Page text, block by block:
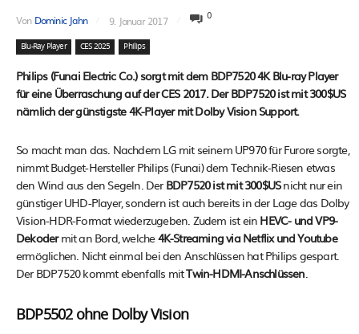
Von Dominic Jahn 9. Januar 2017 0
Blu-Ray Player CES 2025 Philips
Philips (Funai Electric Co.) sorgt mit dem BDP7520 4K Blu-ray Player
für eine Überraschung auf der CES 2017. Der BDP7520 ist mit 300$US
nämlich der günstigste 4K-Player mit Dolby Vision Support.
So macht man das. Nachdem LG mit seinem UP970 für Furore sorgte,
nimmt Budget-Hersteller Philips (Funai) dem Technik-Riesen etwas
den Wind aus den Segeln. Der BDP7520 ist mit 300$USnicht nur ein
günstiger UHD-Player, sondern ist auch bereits in der Lage das Dolby
Vision-HDR-Format wiederzugeben. Zudem ist ein HEVC- und VP9-
Dekodermit an Bord, welche4K-Streaming via Netflix und Youtube
ermöglichen. Nicht einmal bei den Anschlüssen hat Philips gespart.
Der BDP7520 kommt ebenfalls mitTwin-HDMI-Anschlüssen.
BDP5502 ohne Dolby Vision